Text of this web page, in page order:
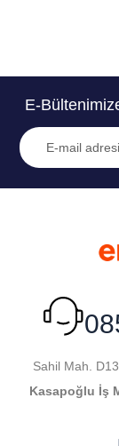
E-
Sahil Mah.
Kasapoğlu İş